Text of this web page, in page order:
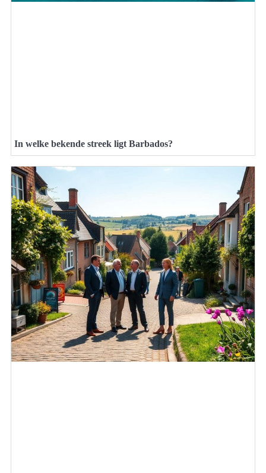
In welke bekende streek ligt Barbados?